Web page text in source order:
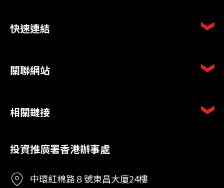
快速連結
關聯網站
相關鏈接
投資推廣署香港辦事處
中環紅棉路８號東昌大廈24樓